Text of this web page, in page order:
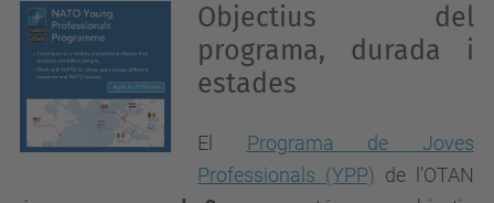
Objectius del
programa, durada i
estades
El Programa de Joves
Professionals (YPP) de l'OTAN